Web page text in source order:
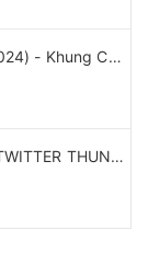
Xe đạp đua JAVA VESUVIO (2024) - Khung Carbon, full group Shimano 105 R7120 thắng đĩa dầu
XE THANH LÝ VỚI GIÁ GỐC : TWITTER THUNDER - Khung, vành full Carbon, groupsets Retrospec 12 LÍP. Màu Cam